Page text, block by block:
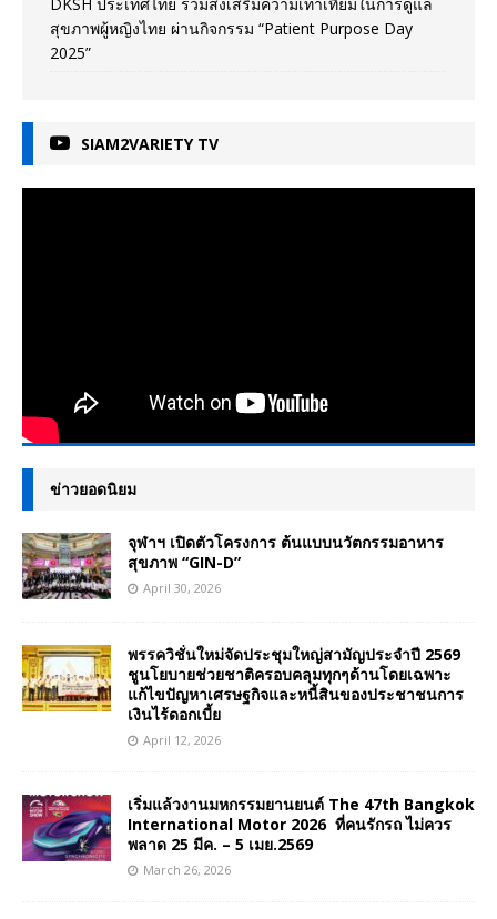
DKSH ประเทศไทย ร่วมส่งเสริมความเท่าเทียมในการดูแล
สุขภาพผู้หญิงไทย ผ่านกิจกรรม “Patient Purpose Day
2025”
SIAM2VARIETY TV
ข่าวยอดนิยม
จุฬาฯ เปิดตัวโครงการ ต้นแบบนวัตกรรมอาหาร
สุขภาพ “GIN-D”
April 30, 2026
พรรควิชั่นใหม่จัดประชุมใหญ่สามัญประจำปี 2569
ชูนโยบายช่วยชาติครอบคลุมทุกๆด้านโดยเฉพาะ
แก้ไขปัญหาเศรษฐกิจและหนี้สินของประชาชนการ
เงินไร้ดอกเบี้ย
April 12, 2026
เริ่มแล้วงานมหกรรมยานยนต์ The 47th Bangkok
International Motor 2026 ที่คนรักรถ ไม่ควร
พลาด 25 มีค. – 5 เมย.2569
March 26, 2026